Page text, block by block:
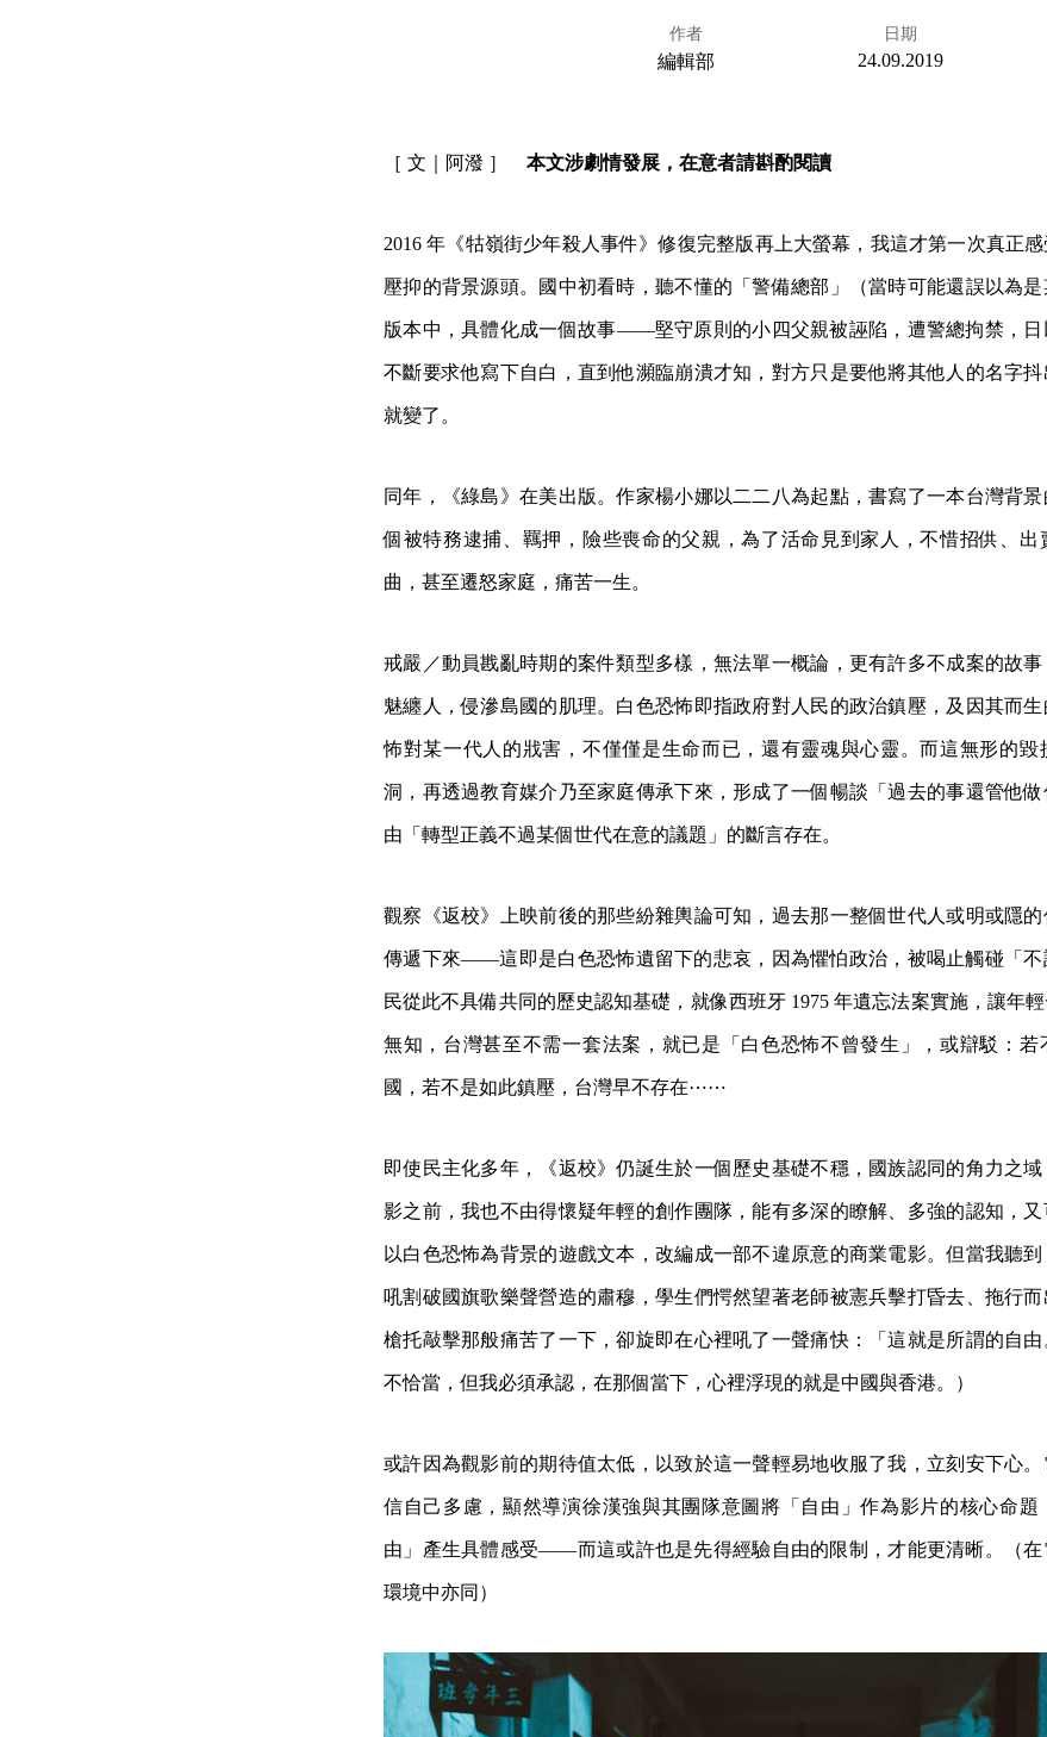
作者
編輯部
日期
24.09.2019
［ 文｜阿潑 ］ 本文涉劇情發展，在意者請斟酌閱讀
2016 年《牯嶺街少年殺人事件》修復完整版再上大螢幕，我這才第一次真正
壓抑的背景源頭。國中初看時，聽不懂的「警備總部」（當時可能還誤以為
版本中，具體化成一個故事——堅守原則的小四父親被誣陷，遭警總拘禁，日
不斷要求他寫下自白，直到他瀕臨崩潰才知，對方只是要他將其他人的名字抖
就變了。
同年，《綠島》在美出版。作家楊小娜以二二八為起點，書寫了一本台灣背
個被特務逮捕、羈押，險些喪命的父親，為了活命見到家人，不惜招供、出
曲，甚至遷怒家庭，痛苦一生。
戒嚴／動員戡亂時期的案件類型多樣，無法單一概論，更有許多不成案的故
魅纏人，侵滲島國的肌理。白色恐怖即指政府對人民的政治鎮壓，及因其而
怖對某一代人的戕害，不僅僅是生命而已，還有靈魂與心靈。而這無形的毀
洞，再透過教育媒介乃至家庭傳承下來，形成了一個暢談「過去的事還管他
由「轉型正義不過某個世代在意的議題」的斷言存在。
觀察《返校》上映前後的那些紛雜輿論可知，過去那一整個世代人或明或隱
傳遞下來——這即是白色恐怖遺留下的悲哀，因為懼怕政治，被喝止觸碰「不
民從此不具備共同的歷史認知基礎，就像西班牙 1975 年遺忘法案實施，讓年
無知，台灣甚至不需一套法案，就已是「白色恐怖不曾發生」，或辯駁：若
國，若不是如此鎮壓，台灣早不存在⋯⋯
即使民主化多年，《返校》仍誕生於一個歷史基礎不穩，國族認同的角力之
影之前，我也不由得懷疑年輕的創作團隊，能有多深的瞭解、多強的認知，
以白色恐怖為背景的遊戲文本，改編成一部不違原意的商業電影。但當我聽
吼割破國旗歌樂聲營造的肅穆，學生們愕然望著老師被憲兵擊打昏去、拖行
槍托敲擊那般痛苦了一下，卻旋即在心裡吼了一聲痛快：「這就是所謂的自
不恰當，但我必須承認，在那個當下，心裡浮現的就是中國與香港。）
或許因為觀影前的期待值太低，以致於這一聲輕易地收服了我，立刻安下心
信自己多慮，顯然導演徐漢強與其團隊意圖將「自由」作為影片的核心命題
由」產生具體感受——而這或許也是先得經驗自由的限制，才能更清晰。（在
環境中亦同）